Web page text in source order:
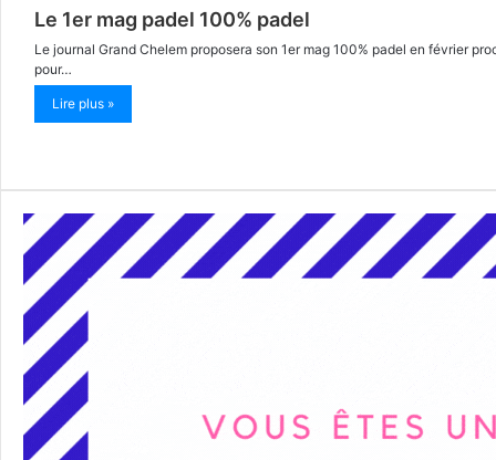
Le 1er mag padel 100% padel
Le journal Grand Chelem proposera son 1er mag 100% padel en février
pour…
Lire plus »